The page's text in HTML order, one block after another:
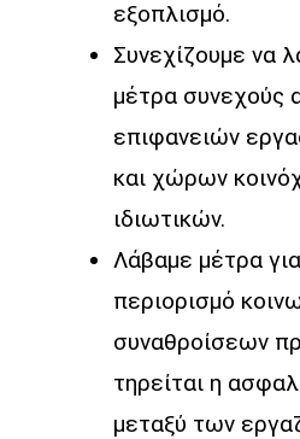
εξοπλισμό.
Συνεχίζουμε να
μέτρα συνεχούς
επιφανειών
και χώρων
ιδιωτικών.
Λάβαμε μέτρα
περιορισμό
συναθροίσεων
τηρείται η
μεταξύ των